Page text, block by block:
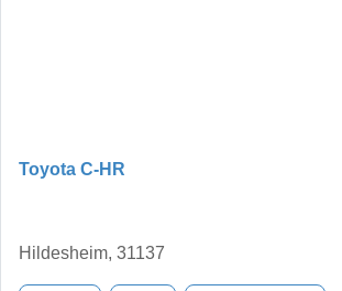
Toyota C-HR
Hildesheim, 31137